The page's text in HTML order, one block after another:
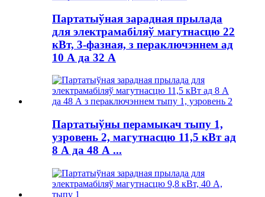
Партатыўная зарадная прылада
для электрамабіляў магутнасцю 22
кВт, 3-фазная, з пераключэннем ад
10 А да 32 А
Партатыўны перамыкач тыпу 1,
узровень 2, магутнасцю 11,5 кВт ад
8 А да 48 А ...